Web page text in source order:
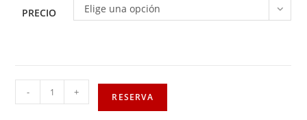
PRECIO Elige una opción
- + RESERVA